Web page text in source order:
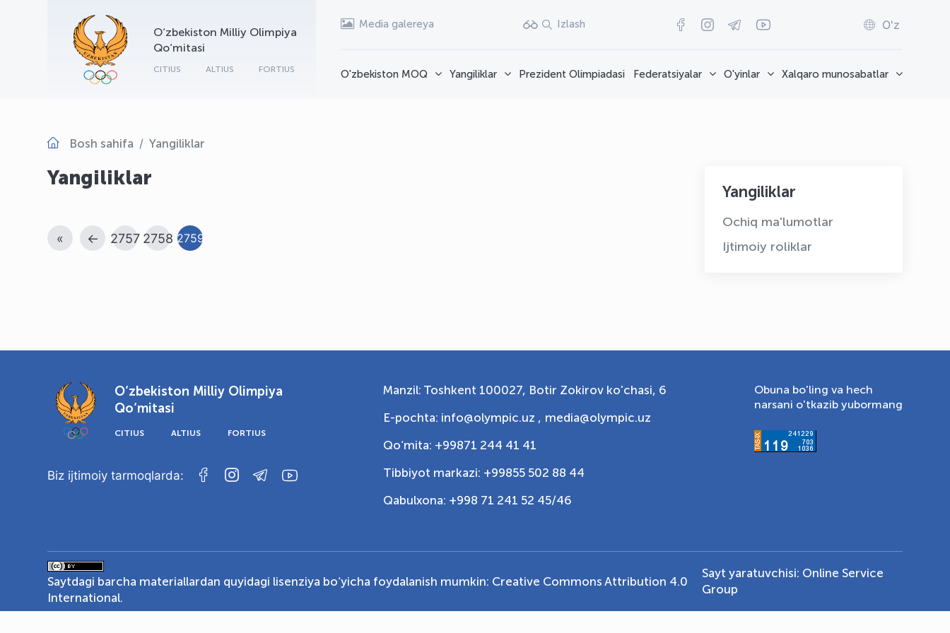
O‘zbekiston Milliy Olimpiya
Qo‘mitasi
CITIUS ALTIUS FORTIUS
Media galereya Izlash O'z
O'zbekiston MOQ Yangiliklar Prezident Olimpiadasi Federatsiyalar O'yinlar Xalqaro munosabatlar
Bosh sahifa Yangiliklar
Yangiliklar
« ← 2757 2758 2759
Yangiliklar
Ochiq ma'lumotlar
Ijtimoiy roliklar
O‘zbekiston Milliy Olimpiya
Qo‘mitasi
CITIUS ALTIUS FORTIUS
Biz ijtimoiy tarmoqlarda:
Manzil: Toshkent 100027, Botir Zokirov ko'chasi, 6
E-pochta: info@olympic.uz , media@olympic.uz
Qo‘mita: +99871 244 41 41
Tibbiyot markazi: +99855 502 88 44
Qabulxona: +998 71 241 52 45/46
Obuna bo'ling va hech
narsani o'tkazib yubormang
Saytdagi barcha materiallardan quyidagi lisenziya bo‘yicha foydalanish mumkin: Creative Commons Attribution 4.0
International.
Sayt yaratuvchisi: Online Service
Group
OLYMPCHIK AI - yordamchi